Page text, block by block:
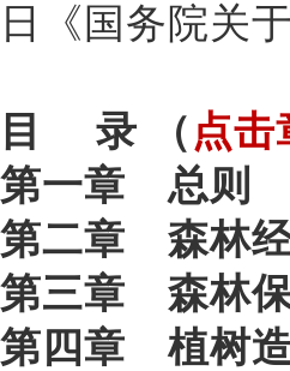
日《国务院关
目 录 （ 点击
第一章 总则
第二章 森林
第三章 森林
第四章 植树